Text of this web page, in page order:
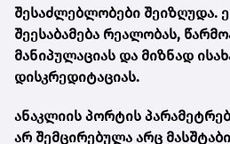
შესაძლებლობები შეიზღუდა.
შეესაბამება რეალობას,
მანიპულაციას და მიზნად
დისკრედიტაციას.
ანაკლიის პორტის
არ შემცირებულა არც